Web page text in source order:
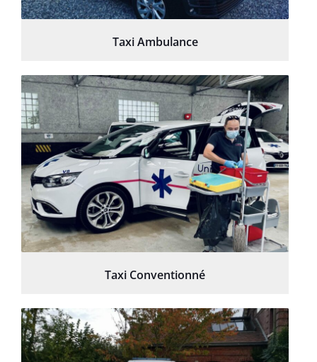
Taxi Ambulance
Taxi Conventionné